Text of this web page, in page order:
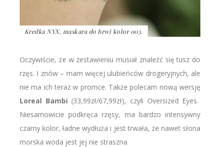
Kredka NYX, maskara do brwi kolor 003.
Oczywiście, że w zestawieniu musiał znaleźć się tusz do
rzęs. I znów – mam więcej ulubieńców drogeryjnych, ale
nie ma ich teraz w promce. Także polecam nową wersję
Loreal Bambi (33,99zł/67,99zł), czyli Oversized Eyes.
Niesamowicie podkręca rzęsy, ma bardzo intensywny
czarny kolor, ładne wydłuża i jest trwała, że nawet słona
morska woda jest jej nie straszna.